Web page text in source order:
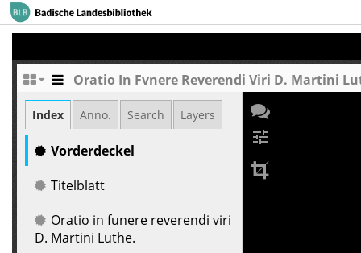
Oratio In Fvnere Reverendi Viri D. Martini
Index Anno. Search Layers
Vorderdeckel
Titelblatt
Oratio in funere reverendi viri
D. Martini Luthe.
tune